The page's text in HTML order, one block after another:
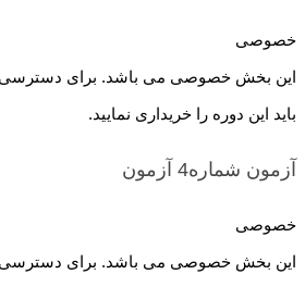
خصوصی
این بخش خصوصی می باشد. برای دسترسی
باید این دوره را خریداری نمایید.
آزمون شماره4 آزمون
خصوصی
این بخش خصوصی می باشد. برای دسترسی